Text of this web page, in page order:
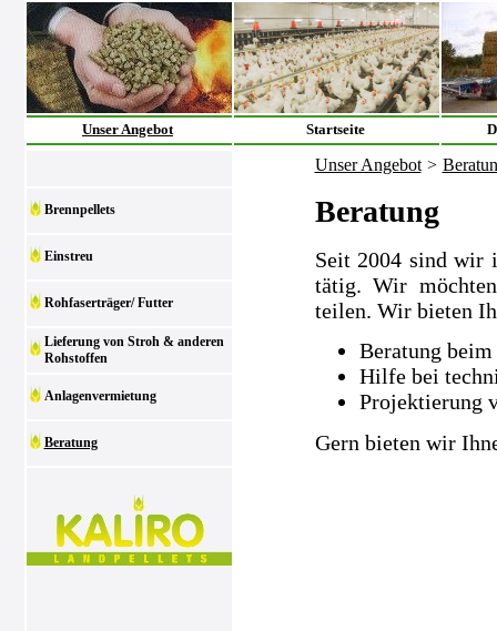
Unser Angebot Startseite
Brennpellets
Einstreu
Rohfaserträger/ Futter
Lieferung von Stroh & anderen
Rohstoffen
Anlagenvermietung
Beratung
Unser Angebot >
Beratung
Seit 2004 sind wir
tätig. Wir
teilen. Wir bieten
Beratung
Hilfe bei
Projektierung
Gern bieten wir